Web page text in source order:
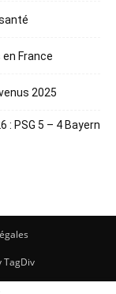
France
2025
: PSG 5 – 4 Bayern
TagDiv